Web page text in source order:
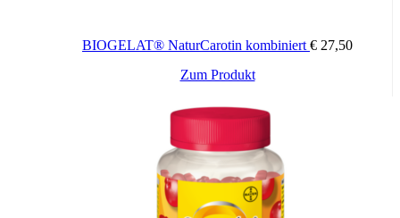
1 x täglich den Inhalt eines Sticks direkt verzehren.
Sekundenschnelle auf und kann ohne Flüssigkeit geschluckt
BIOGELAT® NaturCarotin kombiniert € 27,50
Zum Produkt